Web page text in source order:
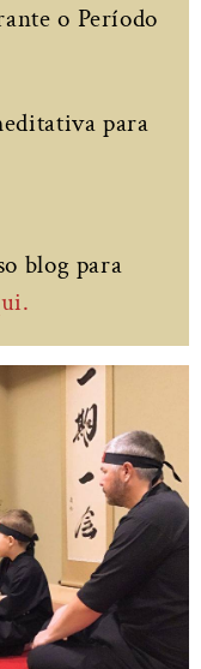
o Período
para
blog para